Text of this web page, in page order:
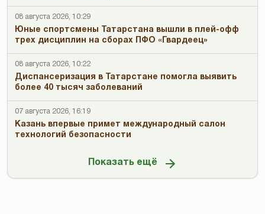
08 августа 2026, 10:29
Юные спортсмены Татарстана вышли в плей-офф
трех дисциплин на сборах ПФО «Гвардеец»
08 августа 2026, 10:22
Диспансеризация в Татарстане помогла выявить
более 40 тысяч заболеваний
07 августа 2026, 16:19
Казань впервые примет международный салон
технологий безопасности
Показать ещё